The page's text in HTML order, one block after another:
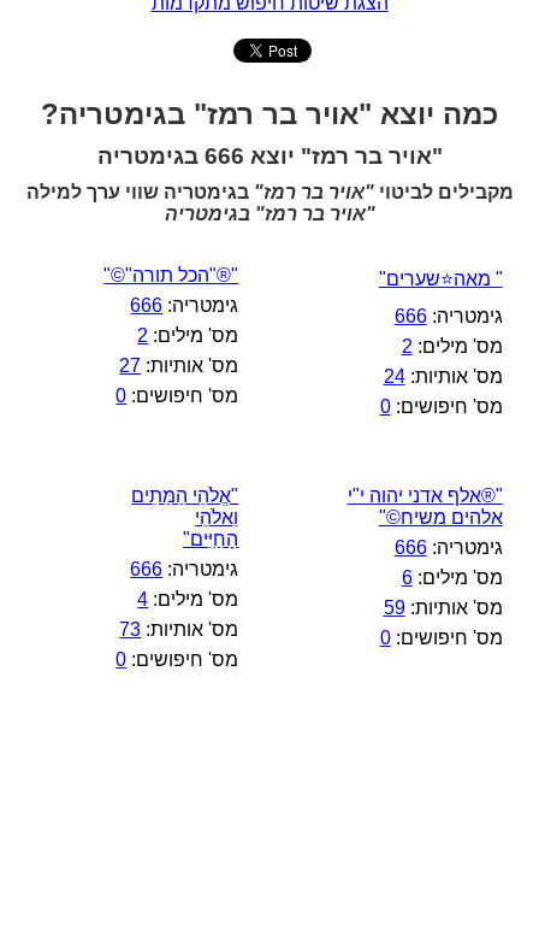
כמה יוצא "אויר בר רמז" בגימטריה?
"אויר בר רמז" יוצא 666 בגימטריה
מקבילים לביטוי"אויר בר רמז" בגימטריה שווי ערך למילה
"אויר בר רמז" בגימטריה
" מאה⭐שערים"
גימטריה:666
מס' מילים: 2
מס' אותיות:24
מס' חיפושים:0
"®"הכל תורה"©"
גימטריה: 666
מס' מילים: 2
מס' אותיות: 27
מס' חיפושים: 0
"®אלף אדני יהוה י"י
אלהים משיח©"
גימטריה:666
מס' מילים:6
מס' אותיות:59
מס' חיפושים:0
"אֱלֹהֵי הַמֵּתִים
וֵאלֹהֵי
הָחַיִּים"
גימטריה: 666
מס' מילים: 4
מס' אותיות: 73
מס' חיפושים: 0